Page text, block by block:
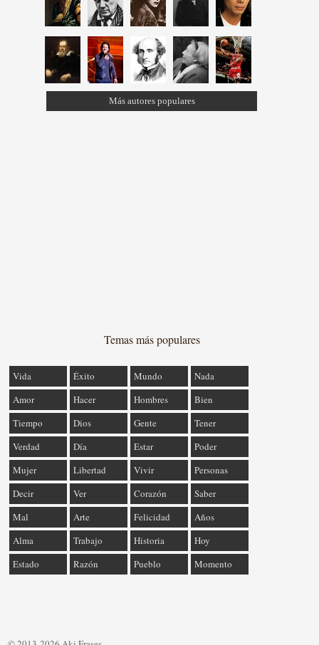
Más autores populares
Temas más populares
Vida Éxito Mundo
Nada
Amor
Hacer Hombres
Bien
Tiempo
Dios Gente
Tener
Verdad
Día Estar
Poder
Mujer
Libertad Vivir
Personas
Decir
Ver Corazón
Saber
Mal
Arte Felicidad
Años
Alma
Trabajo Historia
Hoy
Estado
Razón Pueblo Momento